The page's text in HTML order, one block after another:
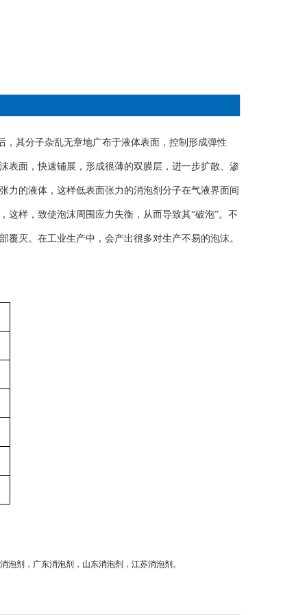
其分子杂乱无章地广布于液体表面，控制形成弹性
表面，快速铺展，形成很薄的双膜层，进一步扩散、渗
力的液体，这样低表面张力的消泡剂分子在气液界面间
样，致使泡沫周围应力失衡，从而导致其“破泡”。不
灭。在工业生产中，会产出很多对生产不易的泡沫。
泡剂 ， 广东消泡剂 ， 山东消泡剂 ， 江苏消泡剂 。